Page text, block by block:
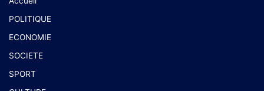
POLITIQUE
ECONOMIE
SOCIETE
SPORT